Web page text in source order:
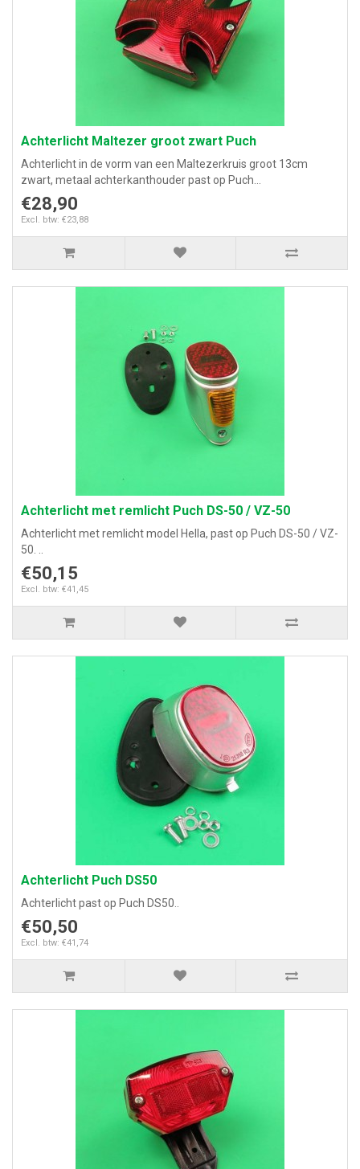
Achterlicht Maltezer groot zwart Puch
Achterlicht in de vorm van een Maltezerkruis groot 13cm
zwart, metaal achterkanthouder past op Puch...
€28,90
Excl. btw: €23,88
Achterlicht met remlicht Puch DS-50 / VZ-50
Achterlicht met remlicht model Hella, past op Puch DS-50 / VZ-
50. ..
€50,15
Excl. btw: €41,45
Achterlicht Puch DS50
Achterlicht past op Puch DS50..
€50,50
Excl. btw: €41,74